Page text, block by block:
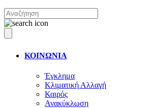
ΚΟΙΝΩΝΙΑ
Έγκλημα
Κλιματική Αλλαγή
Καιρός
Ανακύκλωση